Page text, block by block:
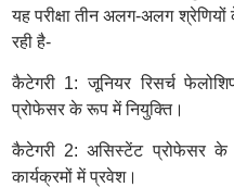
यह परीक्षा तीन अलग-अलग
रही है-
कैटेगरी 1: जूनियर रिसर्च
प्रोफेसर के रूप में नियुक्ति।
कैटेगरी 2: असिस्टेंट प्रोफेसर
कार्यक्रमों में प्रवेश।